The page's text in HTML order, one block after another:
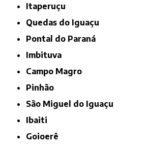
Itaperuçu
Quedas do Iguaçu
Pontal do Paraná
Imbituva
Campo Magro
Pinhão
São Miguel do Iguaçu
Ibaiti
Goioerê